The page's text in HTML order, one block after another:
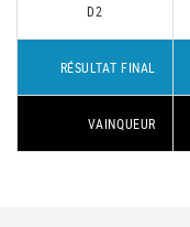
D2
RÉSULTAT FINAL
VAINQUEUR